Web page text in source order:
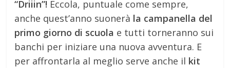
“Driiin”! Eccola, puntuale come sempre,
anche quest’anno suonerà la campanella del
primo giorno di scuola e tutti torneranno sui
banchi per iniziare una nuova avventura. E
per affrontarla al meglio serve anche il kit